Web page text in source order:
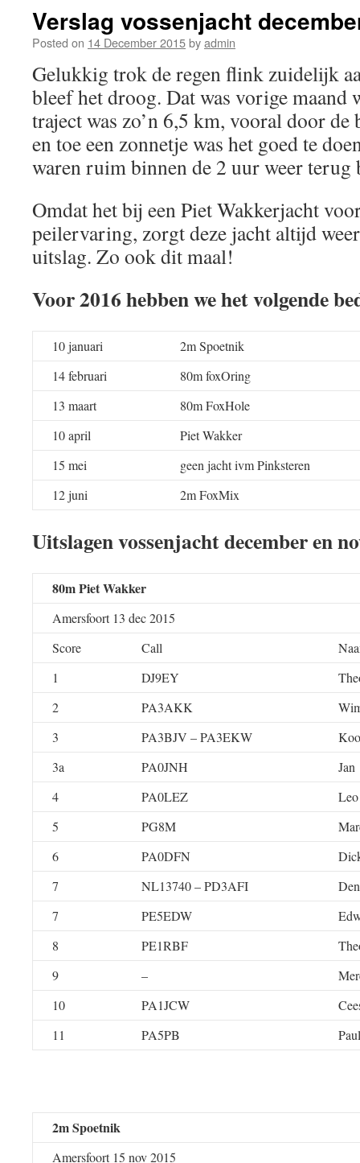
Verslag vossenjacht
Posted on 14 December 2015byadmin
Gelukkig trok de regen flink zuidelijk
bleef het droog. Dat was vorige
traject was zo’n 6,5 km, vooral door de
en toe een zonnetje was het goed te
waren ruim binnen de 2 uur weer terug
Omdat het bij een Piet Wakkerjacht
peilervaring, zorgt deze jacht altijd
uitslag. Zo ook dit maal!
Voor 2016 hebben we het volgende
10 januari
2m Spoetnik
14 februari
80m foxOring
13 maart
80m FoxHole
10 april
Piet Wakker
15 mei
geen jacht ivm Pinksteren
12 juni
2m FoxMix
Uitslagen vossenjacht december en
80m Piet Wakker
Amersfoort 13 dec 2015
Score
Call
1
DJ9EY
2
PA3AKK
3
PA3BJV – PA3EKW
3a
PA0JNH
Jan
4
PA0LEZ
5
PG8M
6
PA0DFN
7
NL13740 – PD3AFI
7
PE5EDW
8
PE1RBF
9
–
10
PA1JCW
11
PA5PB
2m Spoetnik
Amersfoort 15 nov 2015